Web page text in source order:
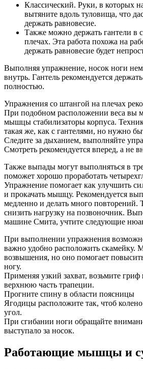
Классический. Руки, в которых
вытяните вдоль туловища, что
держать равновесие.
Также можно держать гантели в
плечах. Эта работа похожа на
держать равновесие будет
Выполняя упражнение, носок ноги
внутрь. Гантель рекомендуется
полностью.
Упражнения со штангой на плечах
При подобном расположении веса вы
мышцы стабилизаторы корпуса.
такая же, как с гантелями, но нужно
Следите за дыханием, выполняйте
Смотреть рекомендуется вперед, а не
Также выпады могут выполняться в
поможет хорошо проработать
Упражнение помогает как улучшить
и прокачать мышцу. Рекомендуется
медленно и делать много повторений.
снизить нагрузку на позвоночник.
машине Смита, учтите следующие
При выполнении упражнения
важно удобно расположить скамейку.
возвышения, но оно помогает
ногу.
Применяя узкий захват, возьмите гриф
верхнюю часть трапеции.
Прогните спину в области поясницы
Ягодицы расположите так, чтоб
угол.
При сгибании ноги обращайте
выступало за носок.
Работающие мышцы и